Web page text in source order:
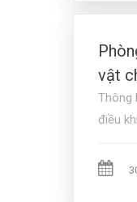
vật
Thông
điều